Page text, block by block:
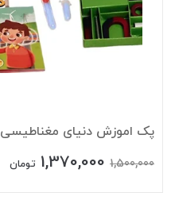
پک اموزش دنیای مغناطیسی
1,500,000
1,370,000 تومان